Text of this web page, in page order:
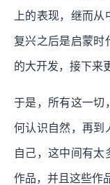
上的表现，继而
复兴之后是启蒙时
的大开发，接下来
于是，所有这一切
何认识自然，再到
自己，这中间有太
作品，并且这些作